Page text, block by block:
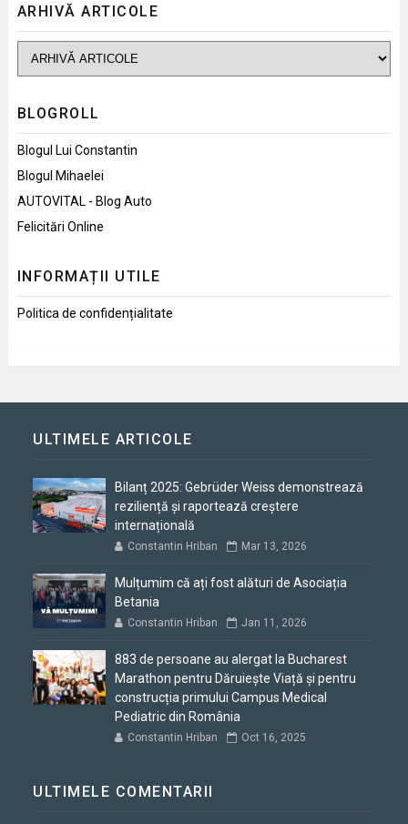
ARHIVĂ ARTICOLE
BLOGROLL
Blogul Lui Constantin
Blogul Mihaelei
AUTOVITAL - Blog Auto
Felicitări Online
INFORMAȚII UTILE
Politica de confidențialitate
ULTIMELE ARTICOLE
Bilanț 2025: Gebrüder Weiss demonstrează
reziliență și raportează creștere
internațională
Constantin Hriban Mar 13, 2026
Mulțumim că ați fost alături de Asociația
Betania
Constantin Hriban Jan 11, 2026
883 de persoane au alergat la Bucharest
Marathon pentru Dăruiește Viață și pentru
construcția primului Campus Medical
Pediatric din România
Constantin Hriban Oct 16, 2025
ULTIMELE COMENTARII